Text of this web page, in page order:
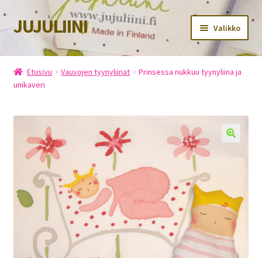
Siirry
navigointiin
Siirry
sisältöön
JUJULIINI Valikko
Etusivu
Kauppa
Ostoskori
Kassa
Oma tili
Tietosuojaseloste
Yhteystiedot
Etusivu Vauvojen tyynyliinat
Prinsessa nukkuu tyynyliina ja
unikaveri